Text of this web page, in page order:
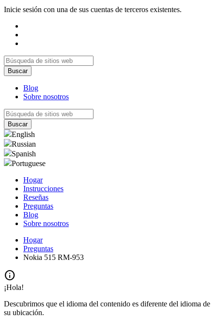
Inicie sesión con una de sus cuentas de terceros existentes.
Blog
Sobre nosotros
English
Russian
Spanish
Portuguese
Hogar
Instrucciones
Reseñas
Preguntas
Blog
Sobre nosotros
Hogar
Preguntas
Nokia 515 RM-953
info
¡Hola!
Descubrimos que el idioma del contenido es diferente del idioma de
su ubicación.